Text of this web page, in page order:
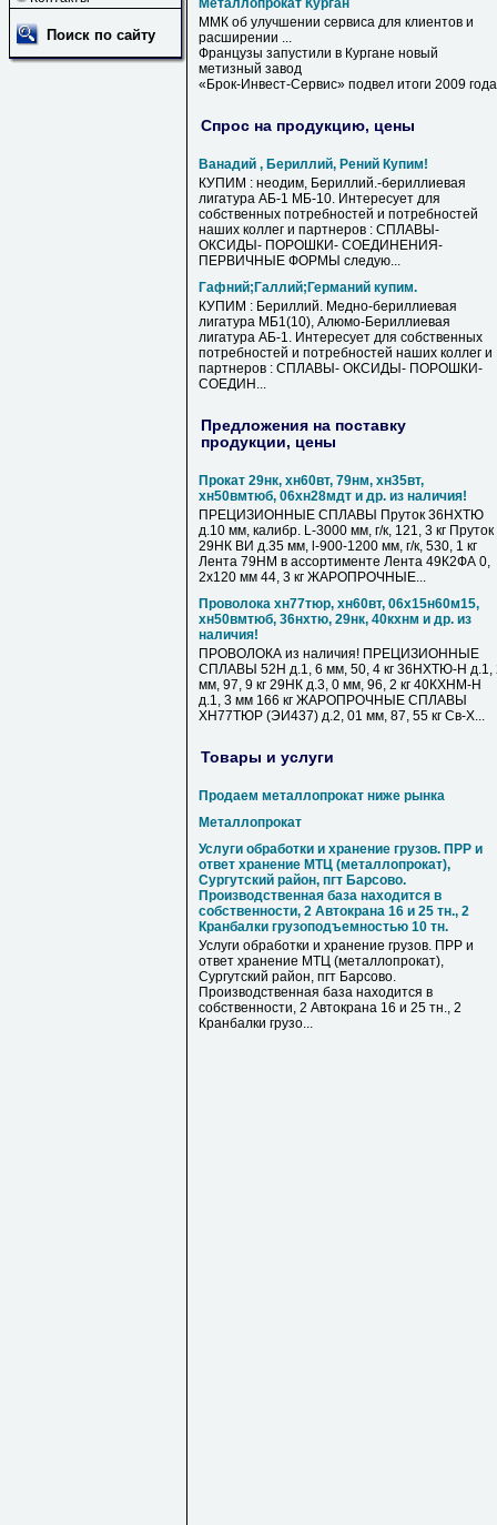
Поиск по сайту
Металлопрокат Курган
ММК об улучшении сервиса для клиентов и
расширении ...
Французы запустили в Кургане новый
метизный завод
«Брок-Инвест-Сервис» подвел итоги 2009 года
Спрос на продукцию, цены
Ванадий , Бериллий, Рений Купим!
КУПИМ : неодим, Бериллий.-бериллиевая
лигатура АБ-1 МБ-10. Интересует для
собственных потребностей и потребностей
наших коллег и партнеров : СПЛАВЫ-
ОКСИДЫ- ПОРОШКИ- СОЕДИНЕНИЯ-
ПЕРВИЧНЫЕ ФОРМЫ следую...
Гафний;Галлий;Германий купим.
КУПИМ : Бериллий. Медно-бериллиевая
лигатура МБ1(10), Алюмо-Бериллиевая
лигатура АБ-1. Интересует для собственных
потребностей и потребностей наших коллег и
партнеров : СПЛАВЫ- ОКСИДЫ- ПОРОШКИ-
СОЕДИН...
Предложения на поставку
продукции, цены
Прокат 29нк, хн60вт, 79нм, хн35вт,
хн50вмтюб, 06хн28мдт и др. из наличия!
ПРЕЦИЗИОННЫЕ СПЛАВЫ Пруток 36НХТЮ
д.10 мм, калибр. L-3000 мм, г/к, 121, 3 кг Пруток
29НК ВИ д.35 мм, l-900-1200 мм, г/к, 530, 1 кг
Лента 79НМ в ассортименте Лента 49К2ФА 0,
2х120 мм 44, 3 кг ЖАРОПРОЧНЫЕ...
Проволока хн77тюр, хн60вт, 06х15н60м15,
хн50вмтюб, 36нхтю, 29нк, 40кхнм и др. из
наличия!
ПРОВОЛОКА из наличия! ПРЕЦИЗИОННЫЕ
СПЛАВЫ 52Н д.1, 6 мм, 50, 4 кг 36НХТЮ-Н д.1,
мм, 97, 9 кг 29НК д.3, 0 мм, 96, 2 кг 40КХНМ-Н
д.1, 3 мм 166 кг ЖАРОПРОЧНЫЕ СПЛАВЫ
ХН77ТЮР (ЭИ437) д.2, 01 мм, 87, 55 кг Св-Х...
Товары и услуги
Продаем металлопрокат ниже рынка
Металлопрокат
Услуги обработки и хранение грузов. ПРР и
ответ хранение МТЦ (металлопрокат),
Сургутский район, пгт Барсово.
Производственная база находится в
собственности, 2 Автокрана 16 и 25 тн., 2
Кранбалки грузоподъемностью 10 тн.
Услуги обработки и хранение грузов. ПРР и
ответ хранение МТЦ (металлопрокат),
Сургутский район, пгт Барсово.
Производственная база находится в
собственности, 2 Автокрана 16 и 25 тн., 2
Кранбалки грузо...